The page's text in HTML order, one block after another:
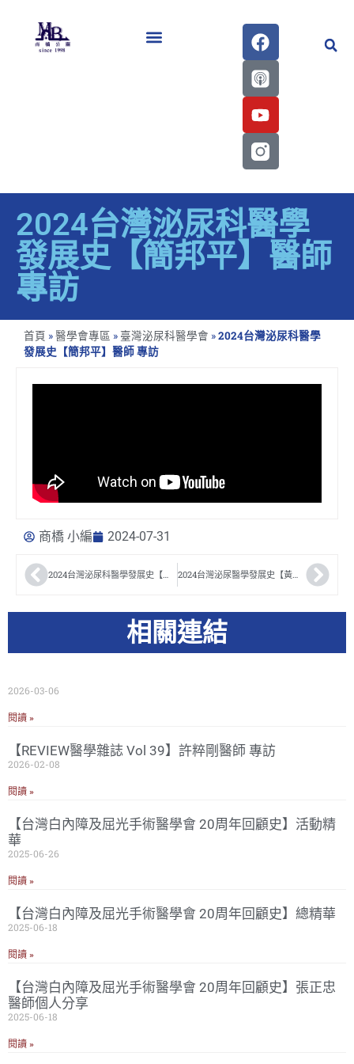
2024台灣泌尿科醫學
發展史【簡邦平】醫師
專訪
首頁 »醫學會專區 » 臺灣泌尿科醫學會 »2024台灣泌尿科醫學
發展史【簡邦平】醫師 專訪
商橋 小編 2024-07-31
2024台灣泌尿科醫學發展史【江博暉】醫師 專訪 2024台灣泌尿醫學發展史【黃逸修】醫師專訪
相關連結
2026-03-06
閱讀 »
【REVIEW醫學雜誌 Vol 39】許粹剛醫師 專訪
2026-02-08
閱讀 »
【台灣白內障及屈光手術醫學會 20周年回顧史】活動精
華
2025-06-26
閱讀 »
【台灣白內障及屈光手術醫學會 20周年回顧史】總精華
2025-06-18
閱讀 »
【台灣白內障及屈光手術醫學會 20周年回顧史】張正忠
醫師個人分享
2025-06-18
閱讀 »